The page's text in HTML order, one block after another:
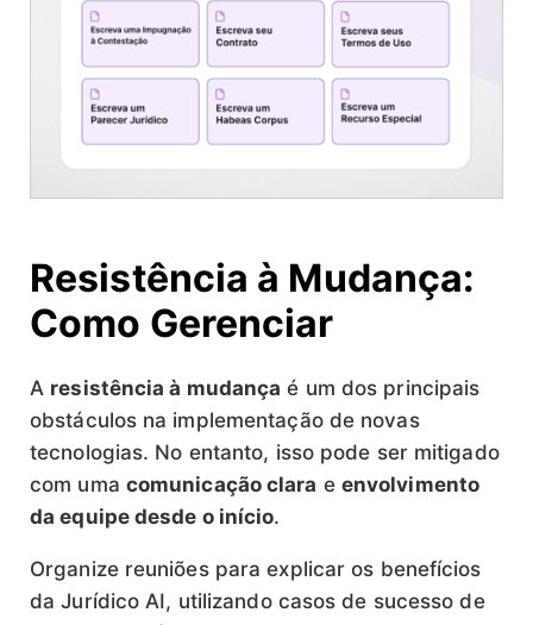
Resistência à Mudança:
Como Gerenciar
A resistência à mudança é um dos principais
obstáculos na implementação de novas
tecnologias. No entanto, isso pode ser mitigado
com uma comunicação clara e envolvimento
da equipe desde o início.
Organize reuniões para explicar os benefícios
da Jurídico AI, utilizando casos de sucesso de